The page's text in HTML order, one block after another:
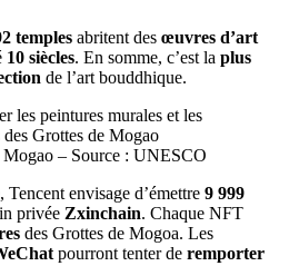
temples abritent des œuvres d’art
10 siècles. En somme, c’est la plus
de l’art bouddhique.
Mogao – Source : UNESCO
envisage d’émettre 9 999
privée Zxinchain. Chaque NFT
des Grottes de Mogoa. Les
pourront tenter de remporter